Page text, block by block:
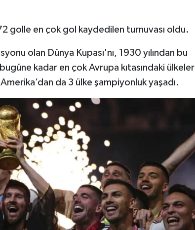
golle en çok gol kaydedilen turnuvası oldu.
olan Dünya Kupası'nı, 1930 yılından bu
kadar en çok Avrupa kıtasındaki ülkeler
da 3 ülke şampiyonluk yaşadı.